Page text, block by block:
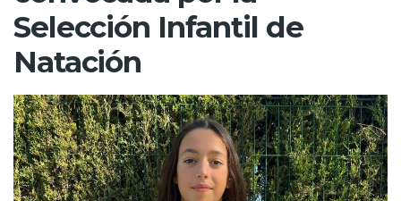
Selección Infantil de
Natación